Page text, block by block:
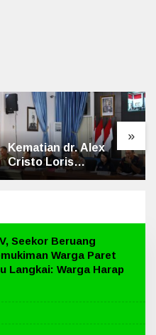
»
Kematian dr. Alex
Cristo Loris
Terungkap, Berikut
Seekor Beruang
Warga Paret
Langkai: Warga Harap